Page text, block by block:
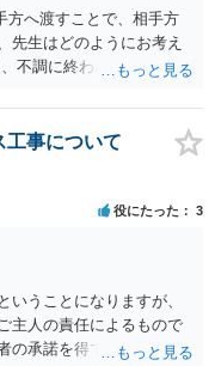
方へ渡すことで、相手方
先生はどのようにお考え
不調に終われば訴訟で解
得のできる解決というの
踏まえた上で初めて実現
る範囲や内容の見せ方に
だけますでしょうか。
んが、資料の一部を相手
認を働かせることに繋が
無関係な部分をマスキン
は別の問題です）。 裁
える心証も考慮する必要
ば、証拠の出し方より
工事について
役にたった 3
うことになりますが、
主人の責任によるもので
の承諾を得ていなかった